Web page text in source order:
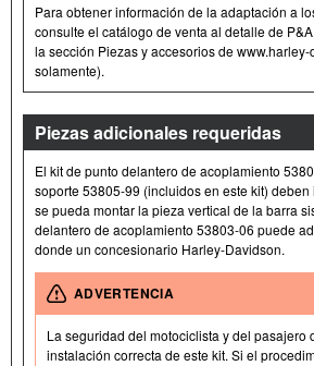
Para obtener información de la adaptación a
consulte el catálogo de venta al detalle de
la sección Piezas y accesorios de
solamente).
Piezas adicionales requeridas
El kit de punto delantero de acoplamiento
soporte 53805-99 (incluidos en este kit)
se pueda montar la pieza vertical de la barra
delantero de acoplamiento 53803-06 puede
donde un concesionario Harley-Davidson.
ADVERTENCIA
La seguridad del motociclista y del pasajero
instalación correcta de este kit. Si el